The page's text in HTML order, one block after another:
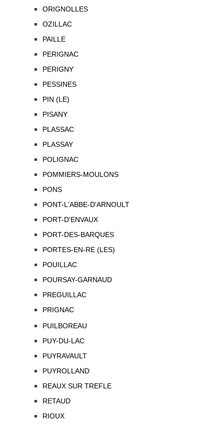
ORIGNOLLES
OZILLAC
PAILLE
PERIGNAC
PERIGNY
PESSINES
PIN (LE)
PISANY
PLASSAC
PLASSAY
POLIGNAC
POMMIERS-MOULONS
PONS
PONT-L'ABBE-D'ARNOULT
PORT-D'ENVAUX
PORT-DES-BARQUES
PORTES-EN-RE (LES)
POUILLAC
POURSAY-GARNAUD
PREGUILLAC
PRIGNAC
PUILBOREAU
PUY-DU-LAC
PUYRAVAULT
PUYROLLAND
REAUX SUR TREFLE
RETAUD
RIOUX